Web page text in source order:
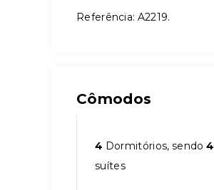
Referência: A2219.
Cômodos
4 Dormitórios, sendo4
suítes